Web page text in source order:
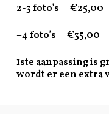
2-3 foto’s €25,00
+4 foto’s €35,00
1ste aanpassing is
wordt er een extra